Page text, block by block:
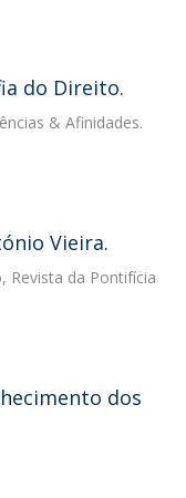
do Direito.
& Afinidades.
Vieira.
Revista da Pontifícia
dos